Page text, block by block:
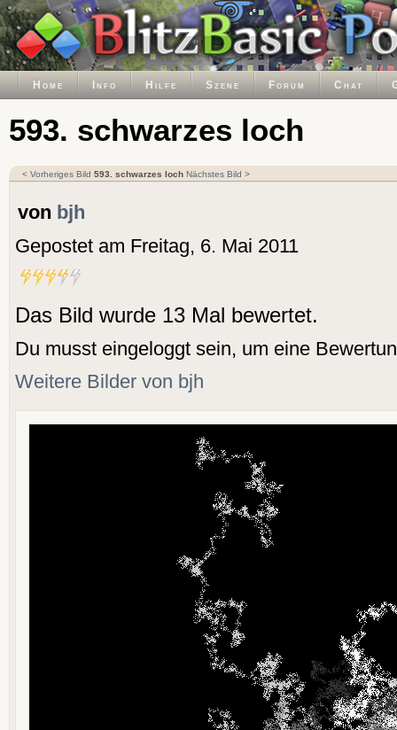
Home Info Hilfe Szene Forum Chat
593. schwarzes loch
< Vorheriges Bild 593. schwarzes loch Nächstes Bild >
von bjh
Gepostet am Freitag, 6. Mai 2011
Das Bild wurde 13 Mal bewertet.
Du musst eingeloggt sein, um eine
Weitere Bilder von bjh